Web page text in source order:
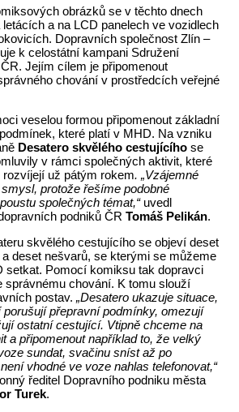
obrázků se v těchto dnech
a na LCD panelech ve vozidlech
Dopravních společnost Zlín –
k celostátní kampani Sdružení
Jejím cílem je připomenout
chování v prostředcích veřejné
veselou formou připomenout základní
které platí v MHD. Na vzniku
Desatero skvělého cestujícího se
v rámci společných aktivit, které
rozvíjejí už pátým rokem. „Vzájemné
protože řešíme podobné
společných témat,“uvedl
podniků ČRTomáš Pelikán.
skvělého cestujícího se objeví deset
deset nešvarů, se kterými se můžeme
setkat. Pomocí komiksu tak dopravci
správnému chování. K tomu slouží
postav.„Desatero ukazuje situace,
přepravní podmínky, omezují
ostatní cestující. Vtipně chceme na
a připomenout například to, že velký
sundat, svačinu sníst až po
vhodné ve voze nahlas telefonovat,“
ředitel Dopravního podniku města
Turek.